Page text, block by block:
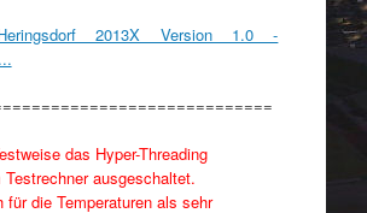
das Hyper-Threading
Testrechner ausgeschaltet.
für die Temperaturen als sehr